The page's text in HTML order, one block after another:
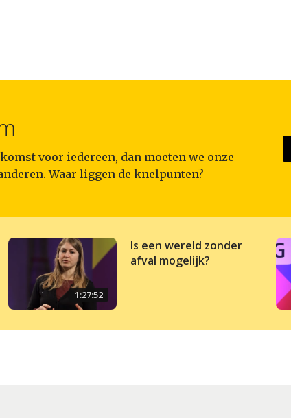
voor iedereen, dan moeten we onze
Waar liggen de knelpunten?
1:27:52
Is een wereld zonder
afval mogelijk?